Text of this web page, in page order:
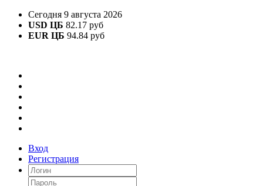
Сегодня 9 августа 2026
USD ЦБ 82.17 руб
EUR ЦБ 94.84 руб
Вход
Регистрация